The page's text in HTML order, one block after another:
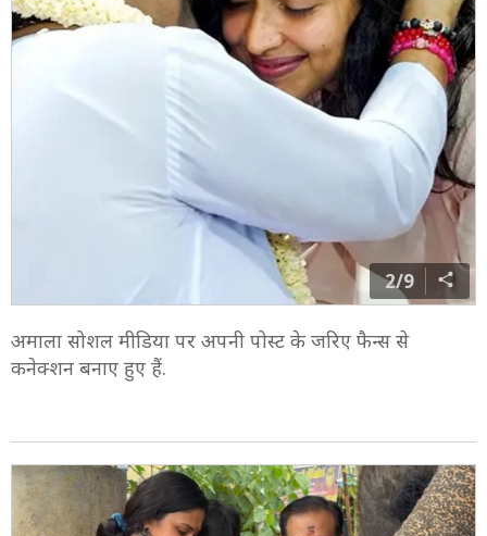
2/9
अमाला सोशल मीडिया पर अपनी पोस्ट के जरिए फैन्स से
कनेक्शन बनाए हुए हैं.